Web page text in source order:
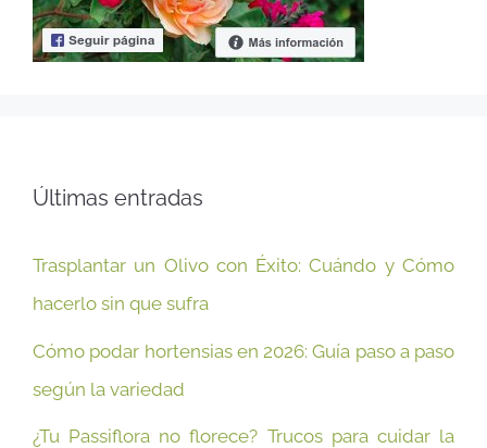
Últimas entradas
Trasplantar un Olivo con Éxito: Cuándo y Cómo
hacerlo sin que sufra
Cómo podar hortensias en 2026: Guía paso a paso
según la variedad
¿Tu Passiflora no florece? Trucos para cuidar la